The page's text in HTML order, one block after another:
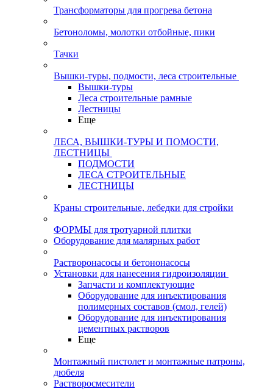
Трансформаторы для прогрева бетона
Бетоноломы, молотки отбойные, пики
Тачки
Вышки-туры, подмости, леса строительные
Вышки-туры
Леса строительные рамные
Лестницы
Еще
ЛЕСА, ВЫШКИ-ТУРЫ И ПОМОСТИ,
ЛЕСТНИЦЫ
ПОДМОСТИ
ЛЕСА СТРОИТЕЛЬНЫЕ
ЛЕСТНИЦЫ
Краны строительные, лебедки для стройки
ФОРМЫ для тротуарной плитки
Оборудование для малярных работ
Растворонасосы и бетононасосы
Установки для нанесения гидроизоляции
Запчасти и комплектующие
Оборудование для инъектирования
полимерных составов (смол, гелей)
Оборудование для инъектирования
цементных растворов
Еще
Монтажный пистолет и монтажные патроны,
дюбеля
Растворосмесители